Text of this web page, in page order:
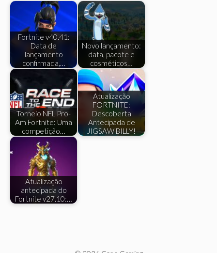
Fortnite v40.41:
Data de
lançamento
confirmada,…
Novo lançamento:
data, pacote e
cosméticos…
Torneio NFL Pro-
Am Fortnite: Uma
competição…
Atualização
FORTNITE:
Descoberta
Antecipada de
JIGSAW BILLY!
Atualização
antecipada do
Fortnite v27.10:…